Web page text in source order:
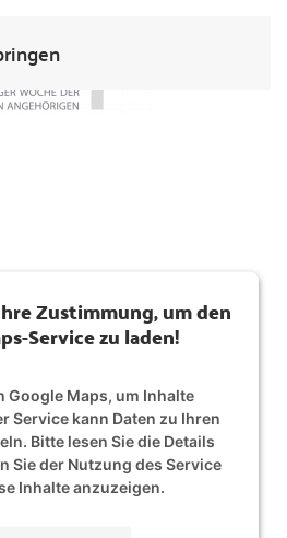
Zustimmung, um den
Service zu laden!
Google Maps, um Inhalte
Service kann Daten zu Ihren
Bitte lesen Sie die Details
Sie der Nutzung des Service
Inhalte anzuzeigen.